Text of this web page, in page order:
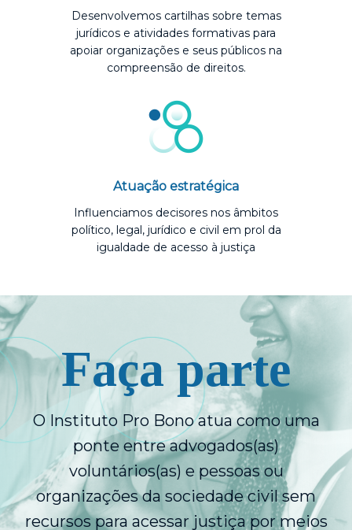
Desenvolvemos cartilhas sobre temas
jurídicos e atividades formativas para
apoiar organizações e seus públicos na
compreensão de direitos.
Atuação estratégica
Influenciamos decisores nos âmbitos
político, legal, jurídico e civil em prol da
igualdade de acesso à justiça
Faça parte
O Instituto Pro Bono atua como uma
ponte entre advogados(as)
voluntários(as) e pessoas ou
organizações da sociedade civil sem
recursos para acessar justiça por meios